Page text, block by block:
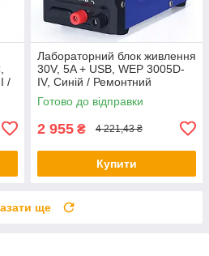
/
Лабораторний блок живлення
30V, 5A + USB, WEP 3005D-
IV, Синій / Ремонтний
комплекс для пайки /
Імпульсна станція для
Готово до відправки
2 955 ₴ 4 221,43 ₴
Купити
ще